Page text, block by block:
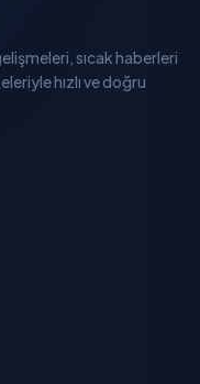
sıcak haberleri
hızlı ve doğru